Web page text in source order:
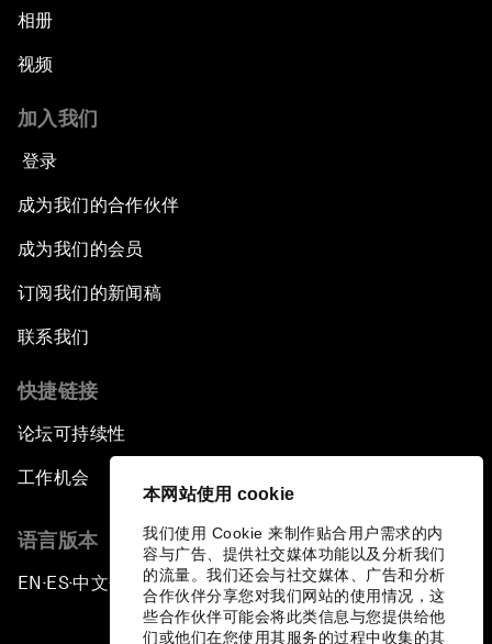
本网站使用 cookie
我们使用 Cookie 来制作贴合用户需求的内
容与广告、提供社交媒体功能以及分析我们
的流量。我们还会与社交媒体、广告和分析
合作伙伴分享您对我们网站的使用情况，这
些合作伙伴可能会将此类信息与您提供给他
们或他们在您使用其服务的过程中收集的其
相册
视频
加入我们
登录
成为我们的合作伙伴
成为我们的会员
订阅我们的新闻稿
联系我们
快捷链接
论坛可持续性
工作机会
语言版本
EN ▪ES▪中文▪ 日本語